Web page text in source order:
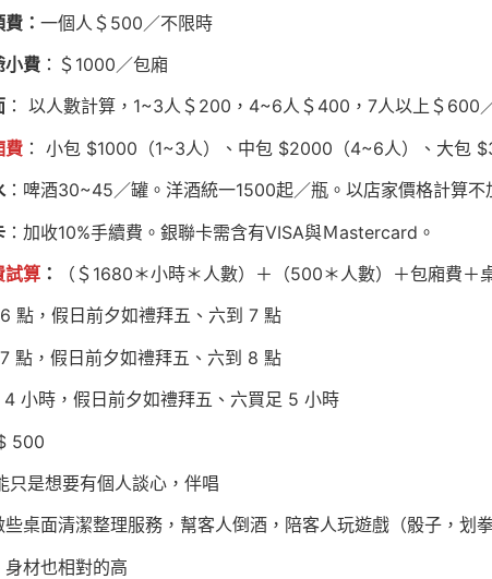
： 一個人＄500／不限時
小費 ：＄1000／包廂
： 以人數計算，1~3人＄200，4~6人＄400，7人以上＄600
費 ： 小包 $1000（1~3人）、中包 $2000（4~6人）、大包
：啤酒30~45／罐。洋酒統一1500起／瓶。以店家價格計算不
：加收10%手續費。銀聯卡需含有VISA與Ｍastercard。
試算 ：
（＄1680＊小時＊人數）＋（500＊人數）＋包廂費
點，假日前夕如禮拜五、六到 7 點
點，假日前夕如禮拜五、六到 8 點
小時，假日前夕如禮拜五、六買足 5 小時
500
只是想要有個人談心，伴唱
桌面清潔整理服務，幫客人倒酒，陪客人玩遊戲（骰子，划
材也相對的高